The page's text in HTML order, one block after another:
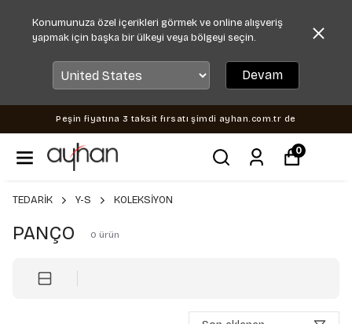
Konumunuza özel içerikleri görmek ve online alışveriş
yapmak için başka bir ülkeyi veya bölgeyi seçin.
Devam
Peşin fiyatına 3 taksit fırsatı şimdi ayhan.com.tr de
0
TEDARİK Y-S KOLEKSİYON
PANÇO 0 ürün